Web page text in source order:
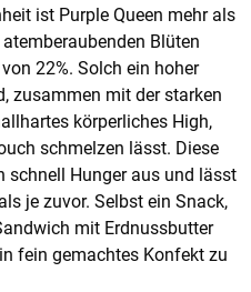
ist Purple Queen mehr als
Blüten
22%. Solch ein hoher
zusammen mit der starken
körperliches High,
schmelzen lässt. Diese
schnell Hunger aus und lässt
je zuvor. Selbst ein Snack,
mit Erdnussbutter
fein gemachtes Konfekt zu